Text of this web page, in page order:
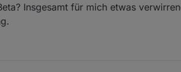
Insgesamt für mich etwas